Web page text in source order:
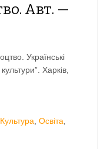
Авт. —
Українські
Харків,
Культура Освіта